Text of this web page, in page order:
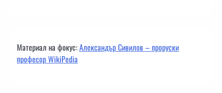
Материал на фокус:Александър Сивилов – проруски
професор WikiPedia